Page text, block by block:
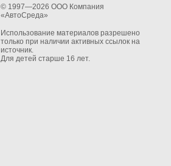
© 1997—2026 ООО Компания
«АвтоСреда»
Использование материалов разрешено
только при наличии активных ссылок на
источник.
Для детей старше 16 лет.